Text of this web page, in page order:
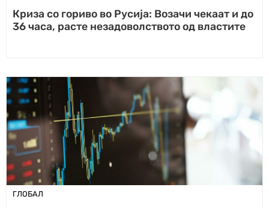
Криза со гориво во Русија: Возачи чекаат и до
36 часа, расте незадоволството од властите
ГЛОБАЛ